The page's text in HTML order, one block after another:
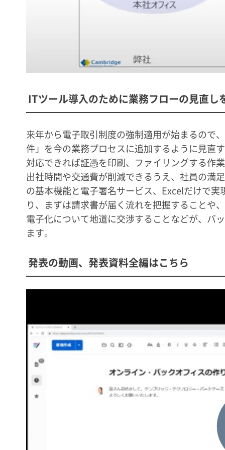
ITツール導入のために業務フローの見直し
来年から電子取引制度の強制適用が始まるので
件」を今の業務プロセスに追加するように見直
対応できれば証憑を印刷、ファイリングする作
出社時間や交通費が削減できるうえ、社員の満
の基本機能と電子署名サービス、Excelだけで
り、まずは請求書が届く流れを把握することや
電子化について地道に交渉することなどが、バ
ます。
発表の動画、発表資料全編はこちら